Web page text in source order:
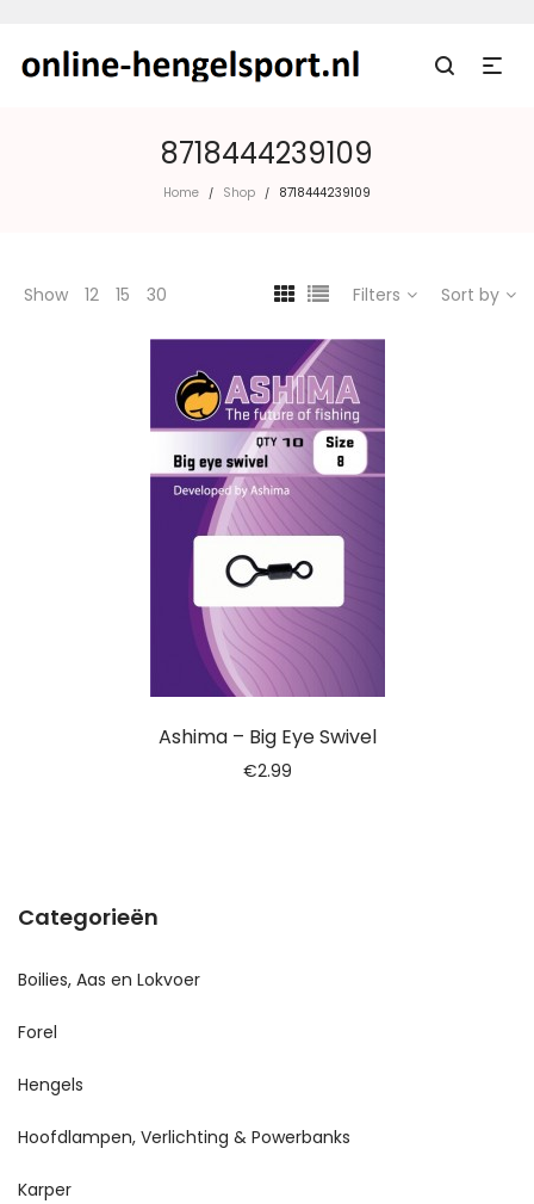
8718444239109
Home / Shop / 8718444239109
Show 12 15 30 Filters Sort by
Ashima – Big Eye Swivel
€2.99
Categorieën
Boilies, Aas en Lokvoer
Forel
Hengels
Hoofdlampen, Verlichting & Powerbanks
Karper